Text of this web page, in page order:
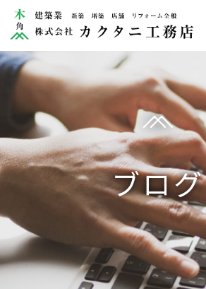
HOME
施工事例
カクタニ
りのらぼ
お客様の声
カクタニのこだわり
ブログ